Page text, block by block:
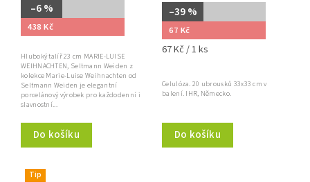
–6 %
438 Kč
Do košíku
Hluboký talíř 23 cm MARIE-LUISE
WEIHNACHTEN, Seltmann Weiden z
kolekce Marie-Luise Weihnachten od
Seltmann Weiden je elegantní
porcelánový výrobek pro každodenní i
slavnostní...
–39 %
67 Kč
67 Kč / 1 ks
Do košíku
Celulóza. 20 ubrousků 33x33 cm v
balení. IHR, Německo.
Tip